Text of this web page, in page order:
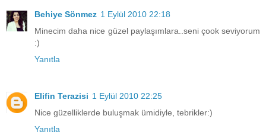
Behiye Sönmez 1 Eylül 2010 22:18
Minecim daha nice güzel paylaşımlara..seni çook seviyorum
:)
Yanıtla
Elifin Terazisi 1 Eylül 2010 22:25
Nice güzelliklerde buluşmak ümidiyle, tebrikler:)
Yanıtla